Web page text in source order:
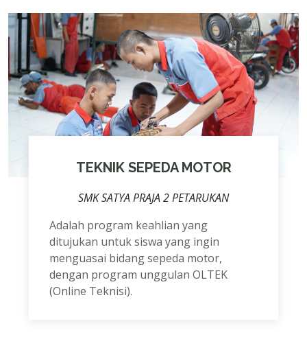
TEKNIK SEPEDA MOTOR
SMK SATYA PRAJA 2 PETARUKAN
Adalah program keahlian yang
ditujukan untuk siswa yang ingin
menguasai bidang sepeda motor,
dengan program unggulan OLTEK
(Online Teknisi).